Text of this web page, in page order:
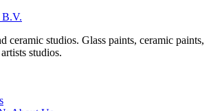
B.V.
ceramic studios. Glass paints, ceramic paints,
studios.